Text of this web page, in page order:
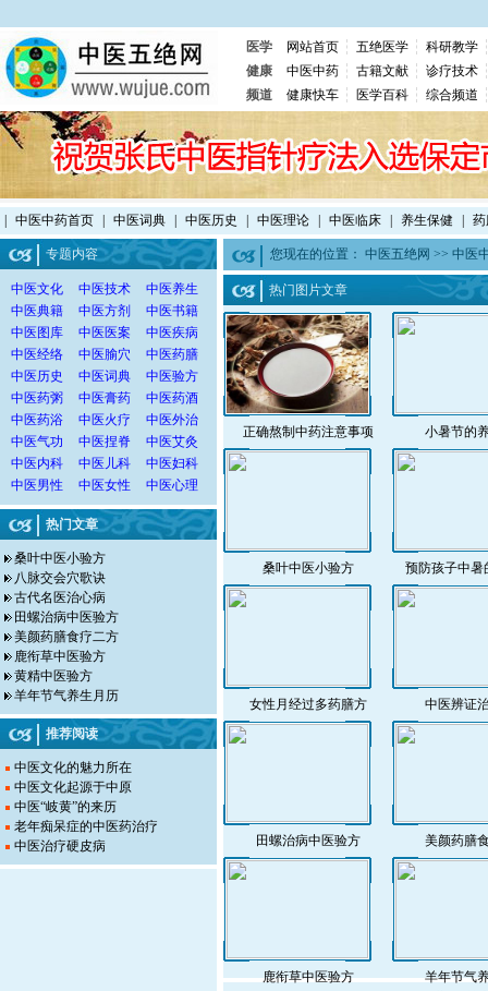
医学 网站首页 五绝医学
科研教学
健康
中医中药 古籍文献
诊疗技术
频道
健康快车 医学百科 综合频道
中医中药首页 中医词典 中医历史 中医理论 中医临床 养生保健
专题内容
中医文化 中医技术
中医养生
中医典籍
中医方剂
中医书籍
中医图库
中医医案
中医疾病
中医经络
中医腧穴
中医药膳
中医历史
中医词典
中医验方
中医药粥
中医膏药
中医药酒
中医药浴
中医火疗
中医外治
中医气功
中医捏脊
中医艾灸
中医内科
中医儿科
中医妇科
中医男性
中医女性 中医心理
热门文章
桑叶中医小验方
八脉交会穴歌诀
古代名医治心病
田螺治病中医验方
美颜药膳食疗二方
鹿衔草中医验方
黄精中医验方
羊年节气养生月历
推荐阅读
中医文化的魅力所在
中医文化起源于中原
中医“岐黄”的来历
老年痴呆症的中医药治疗
中医治疗硬皮病
您现在的位置： 中医五绝网 >> 中医
热门图片文章
正确熬制中药注意事项 小暑节的
桑叶中医小验方 预防孩子中
女性月经过多药膳方 中医辨证
田螺治病中医验方 美颜药膳
鹿衔草中医验方
羊年节气